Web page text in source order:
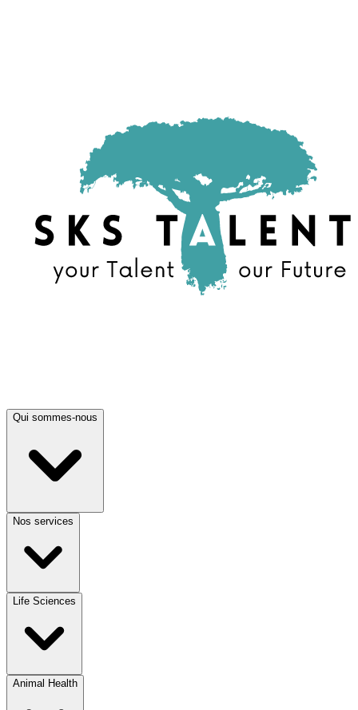
Qui sommes-nous
Nos services
Life Sciences
Animal Health